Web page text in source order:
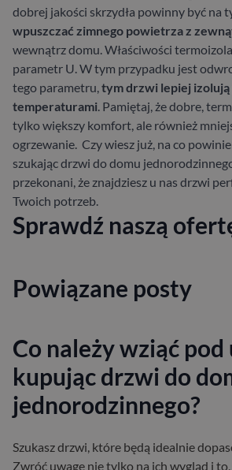
dobrej jakości skrzydła powinny być na
wpuszczać zimnego powietrza z
wewnątrz domu. Właściwości
parametr U. W tym przypadku jest
tego parametru,tym drzwi lepiej
temperaturami. Pamiętaj, że dobre,
tylko większy komfort, ale również
ogrzewanie. Czy wiesz już, na co
szukając drzwi do domu
przekonani, że znajdziesz u nas drzwi
Twoich potrzeb.
Sprawdź naszą
Powiązane posty
Co należy wziąć pod
kupując drzwi do
jednorodzinnego?
Szukasz drzwi, które będą idealnie
Zwróć uwagę nie tylko na ich wygląd i